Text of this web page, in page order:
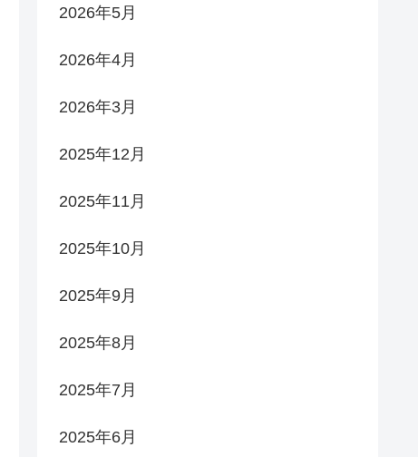
2026年5月
2026年4月
2026年3月
2025年12月
2025年11月
2025年10月
2025年9月
2025年8月
2025年7月
2025年6月